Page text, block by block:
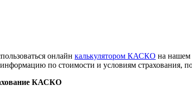
онлайн калькулятором КАСКО на нашем
по стоимости и условиям страхования,
КАСКО